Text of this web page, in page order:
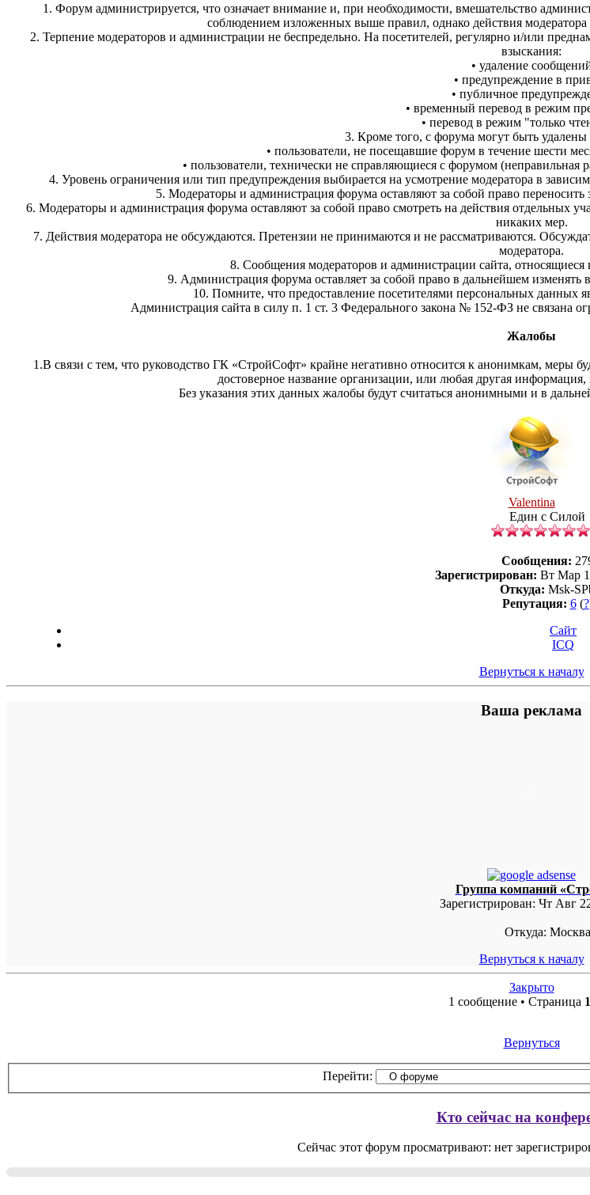
1. Форум администрируется, что означает внимание и, при необходимости, вмешательство
соблюдением изложенных выше правил, однако действия
2. Терпение модераторов и администрации не беспредельно. На посетителей, регулярно и/или
взыскания:
• удаление
• предупреждение в
• публичное
• временный перевод в режим
• перевод в режим "только
3. Кроме того, с форума могут быть удалены
• пользователи, не посещавшие форум в течение шести
• пользователи, технически не справляющиеся с форумом (неправильная
4. Уровень ограничения или тип предупреждения выбирается на усмотрение модератора в
5. Модераторы и администрация форума оставляют за собой право
6. Модераторы и администрация форума оставляют за собой право смотреть на действия отдельных
никаких мер.
7. Действия модератора не обсуждаются. Претензии не принимаются и не рассматриваются.
модератора.
8. Сообщения модераторов и администрации сайта,
9. Администрация форума оставляет за собой право в дальнейшем
10. Помните, что предоставление посетителями персональных данных
Администрация сайта в силу п. 1 ст. 3 Федерального закона № 152-ФЗ не связана
Жалобы
1.В связи с тем, что руководство ГК «СтройСофт» крайне негативно относится к анонимкам, меры
достоверное название организации, или любая другая
Без указания этих данных жалобы будут считаться анонимными и в
Valentina
Един с Силой
Сообщения:
Зарегистрирован: Вт Мар
Откуда: Msk-
Репутация: 6(?
Сайт
ICQ
Вернуться к началу
Ваша реклама
Группа компаний
Зарегистрирован: Чт Авг
Откуда: Москва
Вернуться к началу
Закрыто
1 сообщение • Страница 1
Вернуться
Перейти:
Кто сейчас на
Сейчас этот форум просматривают: нет